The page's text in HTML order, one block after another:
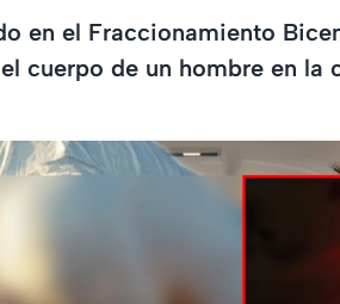
en el Fraccionamiento
cuerpo de un hombre en la